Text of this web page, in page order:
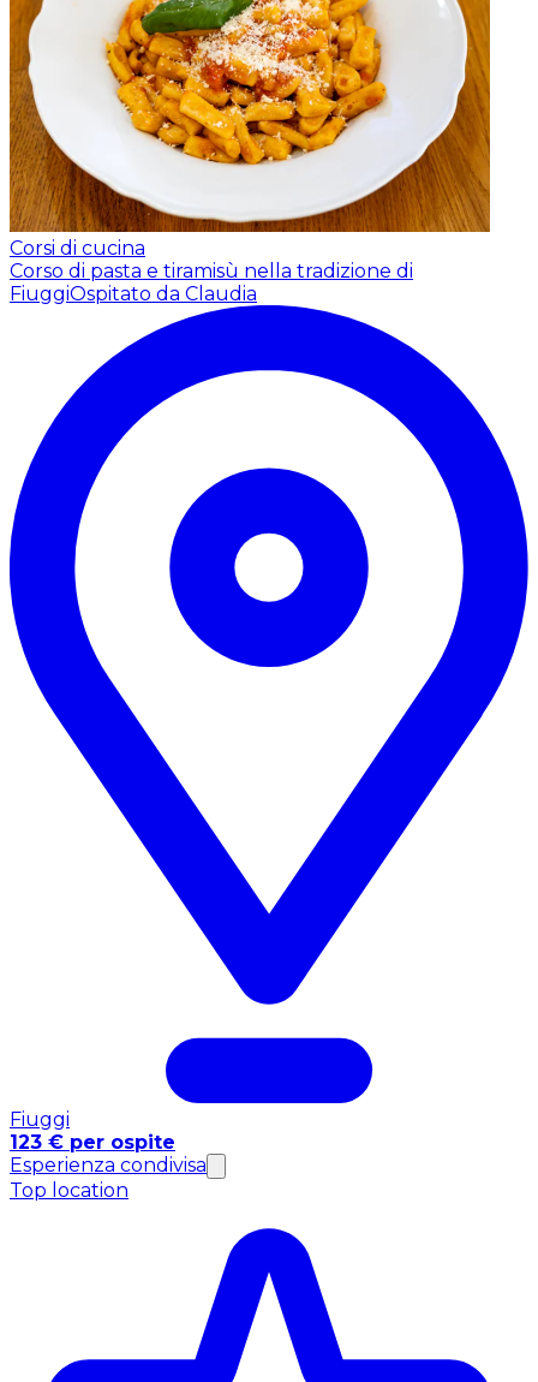
Corsi di cucina
Corso di pasta e tiramisù nella tradizione di
FiuggiOspitato da Claudia
Fiuggi
123 € per ospite
Esperienza condivisa
Top location